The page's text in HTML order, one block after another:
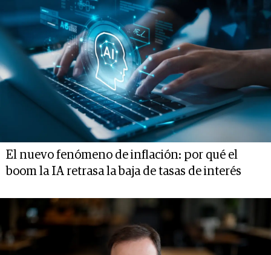
El nuevo fenómeno de inflación: por qué el
boom la IA retrasa la baja de tasas de interés